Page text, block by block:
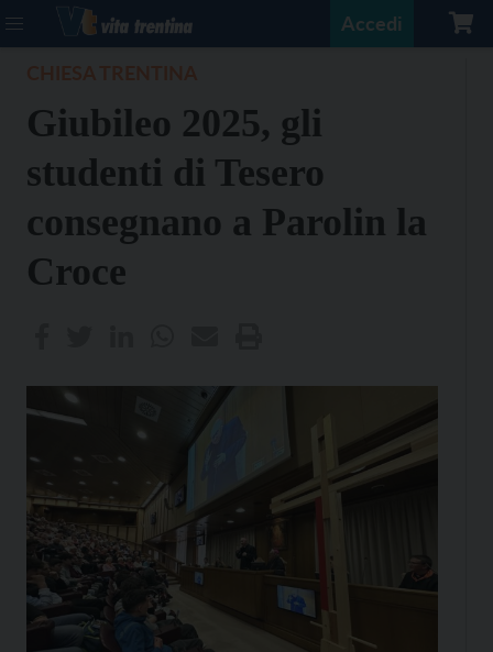
Accedi
Giubileo 2025, gli
studenti di Tesero
consegnano a Parolin la
Croce